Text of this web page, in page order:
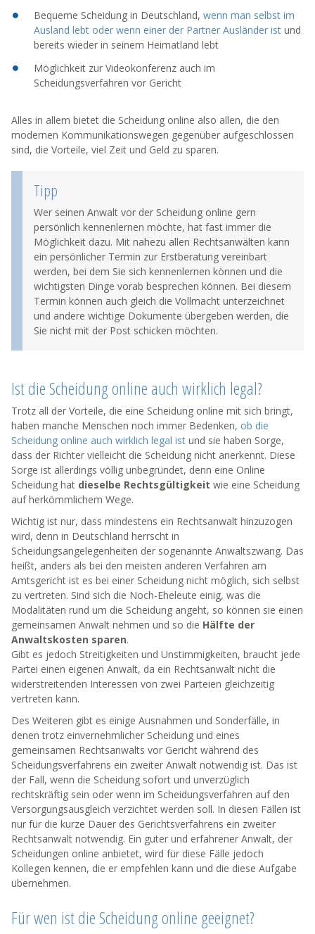
Bequeme Scheidung in Deutschland, wenn man selbst im
Ausland lebt oder wenn einer der Partner Ausländer ist und
bereits wieder in seinem Heimatland lebt
Möglichkeit zur Videokonferenz auch im
Scheidungsverfahren vor Gericht
Alles in allem bietet die Scheidung online also allen, die den
modernen Kommunikationswegen gegenüber aufgeschlossen
sind, die Vorteile, viel Zeit und Geld zu sparen.
Tipp
Wer seinen Anwalt vor der Scheidung online gern
persönlich kennenlernen möchte, hat fast immer die
Möglichkeit dazu. Mit nahezu allen Rechtsanwälten kann
ein persönlicher Termin zur Erstberatung vereinbart
werden, bei dem Sie sich kennenlernen können und die
wichtigsten Dinge vorab besprechen können. Bei diesem
Termin können auch gleich die Vollmacht unterzeichnet
und andere wichtige Dokumente übergeben werden, die
Sie nicht mit der Post schicken möchten.
Ist die Scheidung online auch wirklich legal?
Trotz all der Vorteile, die eine Scheidung online mit sich bringt,
haben manche Menschen noch immer Bedenken, ob die
Scheidung online auch wirklich legal ist und sie haben Sorge,
dass der Richter vielleicht die Scheidung nicht anerkennt. Diese
Sorge ist allerdings völlig unbegründet, denn eine Online
Scheidung hat dieselbe Rechtsgültigkeit wie eine Scheidung
auf herkömmlichem Wege.
Wichtig ist nur, dass mindestens ein Rechtsanwalt hinzuzogen
wird, denn in Deutschland herrscht in
Scheidungsangelegenheiten der sogenannte Anwaltszwang. Das
heißt, anders als bei den meisten anderen Verfahren am
Amtsgericht ist es bei einer Scheidung nicht möglich, sich selbst
zu vertreten. Sind sich die Noch-Eheleute einig, was die
Modalitäten rund um die Scheidung angeht, so können sie einen
gemeinsamen Anwalt nehmen und so die Hälfte der
Anwaltskosten sparen.
Gibt es jedoch Streitigkeiten und Unstimmigkeiten, braucht jede
Partei einen eigenen Anwalt, da ein Rechtsanwalt nicht die
widerstreitenden Interessen von zwei Parteien gleichzeitig
vertreten kann.
Des Weiteren gibt es einige Ausnahmen und Sonderfälle, in
denen trotz einvernehmlicher Scheidung und eines
gemeinsamen Rechtsanwalts vor Gericht während des
Scheidungsverfahrens ein zweiter Anwalt notwendig ist. Das ist
der Fall, wenn die Scheidung sofort und unverzüglich
rechtskräftig sein oder wenn im Scheidungsverfahren auf den
Versorgungsausgleich verzichtet werden soll. In diesen Fällen ist
nur für die kurze Dauer des Gerichtsverfahrens ein zweiter
Rechtsanwalt notwendig. Ein guter und erfahrener Anwalt, der
Scheidungen online anbietet, wird für diese Fälle jedoch
Kollegen kennen, die er empfehlen kann und die diese Aufgabe
übernehmen.
Für wen ist die Scheidung online geeignet?